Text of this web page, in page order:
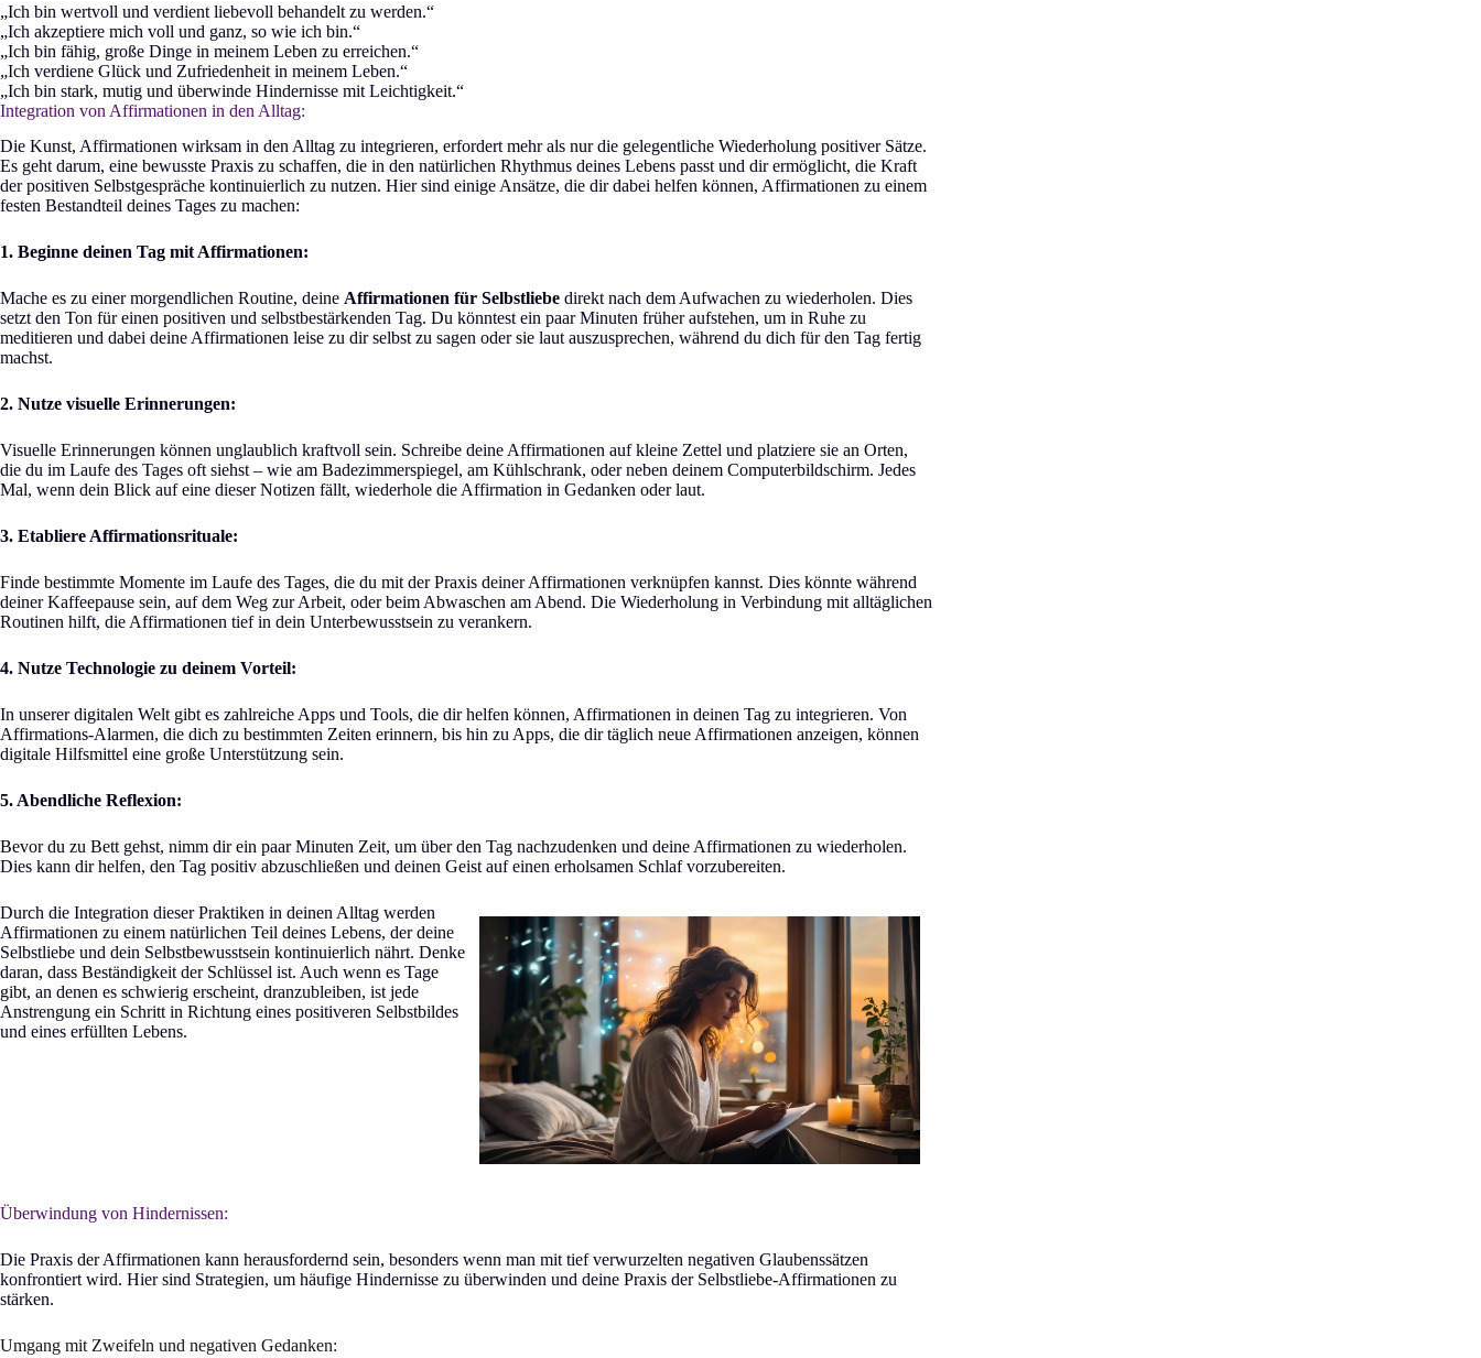
„Ich bin wertvoll und verdient liebevoll behandelt zu werden.“
„Ich akzeptiere mich voll und ganz, so wie ich bin.“
„Ich bin fähig, große Dinge in meinem Leben zu erreichen.“
„Ich verdiene Glück und Zufriedenheit in meinem Leben.“
„Ich bin stark, mutig und überwinde Hindernisse mit Leichtigkeit.“
Integration von Affirmationen in den Alltag:
Die Kunst, Affirmationen wirksam in den Alltag zu integrieren, erfordert mehr als nur die gelegentliche Wiederholung positiver Sätze.
Es geht darum, eine bewusste Praxis zu schaffen, die in den natürlichen Rhythmus deines Lebens passt und dir ermöglicht, die Kraft
der positiven Selbstgespräche kontinuierlich zu nutzen. Hier sind einige Ansätze, die dir dabei helfen können, Affirmationen zu einem
festen Bestandteil deines Tages zu machen:
1. Beginne deinen Tag mit Affirmationen:
Mache es zu einer morgendlichen Routine, deine Affirmationen für Selbstliebe direkt nach dem Aufwachen zu wiederholen. Dies
setzt den Ton für einen positiven und selbstbestärkenden Tag. Du könntest ein paar Minuten früher aufstehen, um in Ruhe zu
meditieren und dabei deine Affirmationen leise zu dir selbst zu sagen oder sie laut auszusprechen, während du dich für den Tag fertig
machst.
2. Nutze visuelle Erinnerungen:
Visuelle Erinnerungen können unglaublich kraftvoll sein. Schreibe deine Affirmationen auf kleine Zettel und platziere sie an Orten,
die du im Laufe des Tages oft siehst – wie am Badezimmerspiegel, am Kühlschrank, oder neben deinem Computerbildschirm. Jedes
Mal, wenn dein Blick auf eine dieser Notizen fällt, wiederhole die Affirmation in Gedanken oder laut.
3. Etabliere Affirmationsrituale:
Finde bestimmte Momente im Laufe des Tages, die du mit der Praxis deiner Affirmationen verknüpfen kannst. Dies könnte während
deiner Kaffeepause sein, auf dem Weg zur Arbeit, oder beim Abwaschen am Abend. Die Wiederholung in Verbindung mit alltäglichen
Routinen hilft, die Affirmationen tief in dein Unterbewusstsein zu verankern.
4. Nutze Technologie zu deinem Vorteil:
In unserer digitalen Welt gibt es zahlreiche Apps und Tools, die dir helfen können, Affirmationen in deinen Tag zu integrieren. Von
Affirmations-Alarmen, die dich zu bestimmten Zeiten erinnern, bis hin zu Apps, die dir täglich neue Affirmationen anzeigen, können
digitale Hilfsmittel eine große Unterstützung sein.
5. Abendliche Reflexion:
Bevor du zu Bett gehst, nimm dir ein paar Minuten Zeit, um über den Tag nachzudenken und deine Affirmationen zu wiederholen.
Dies kann dir helfen, den Tag positiv abzuschließen und deinen Geist auf einen erholsamen Schlaf vorzubereiten.
Durch die Integration dieser Praktiken in deinen Alltag werden
Affirmationen zu einem natürlichen Teil deines Lebens, der deine
Selbstliebe und dein Selbstbewusstsein kontinuierlich nährt. Denke
daran, dass Beständigkeit der Schlüssel ist. Auch wenn es Tage
gibt, an denen es schwierig erscheint, dranzubleiben, ist jede
Anstrengung ein Schritt in Richtung eines positiveren Selbstbildes
und eines erfüllten Lebens.
Überwindung von Hindernissen:
Die Praxis der Affirmationen kann herausfordernd sein, besonders wenn man mit tief verwurzelten negativen Glaubenssätzen
konfrontiert wird. Hier sind Strategien, um häufige Hindernisse zu überwinden und deine Praxis der Selbstliebe-Affirmationen zu
stärken.
Umgang mit Zweifeln und negativen Gedanken: